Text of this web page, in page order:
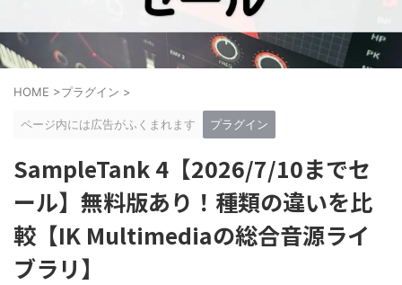
HOME >プラグイン >
ページ内には広告がふくまれます プラグイン
SampleTank 4【2026/7/10までセ
ール】無料版あり！種類の違いを比
較【IK Multimediaの総合音源ライ
ブラリ】